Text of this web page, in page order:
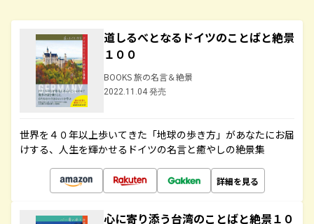
道しるべとなるドイツのことばと絶景
１００
BOOKS 旅の名言＆絶景
2022.11.04 発売
世界を４０年以上歩いてきた「地球の歩き方」があなたにお届
けする、人生を輝かせるドイツの名言と癒やしの絶景集
詳細を見る
心に寄り添う台湾のことばと絶景１０